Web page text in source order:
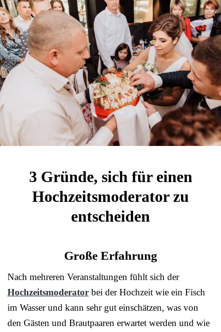
3 Gründe, sich für einen
Hochzeitsmoderator zu
entscheiden
Große Erfahrung
Nach mehreren Veranstaltungen fühlt sich der
Hochzeitsmoderator bei der Hochzeit wie ein Fisch
im Wasser und kann sehr gut einschätzen, was von
den Gästen und Brautpaaren erwartet werden und wie